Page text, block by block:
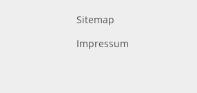
Sitemap
Impressum